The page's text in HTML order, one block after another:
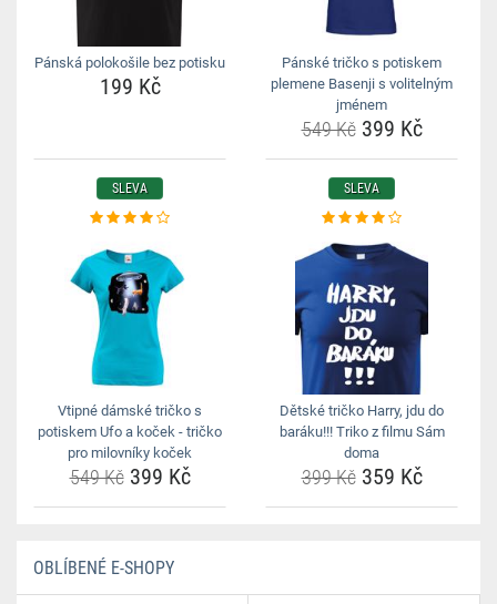
Pánská polokošile bez potisku
199 Kč
Pánské tričko s potiskem
plemene Basenji s volitelným
jménem
549 Kč399 Kč
SLEVA
Vtipné dámské tričko s
potiskem Ufo a koček - tričko
pro milovníky koček
549 Kč399 Kč
SLEVA
Dětské tričko Harry, jdu do
baráku!!! Triko z filmu Sám
doma
399 Kč359 Kč
OBLÍBENÉ E-SHOPY